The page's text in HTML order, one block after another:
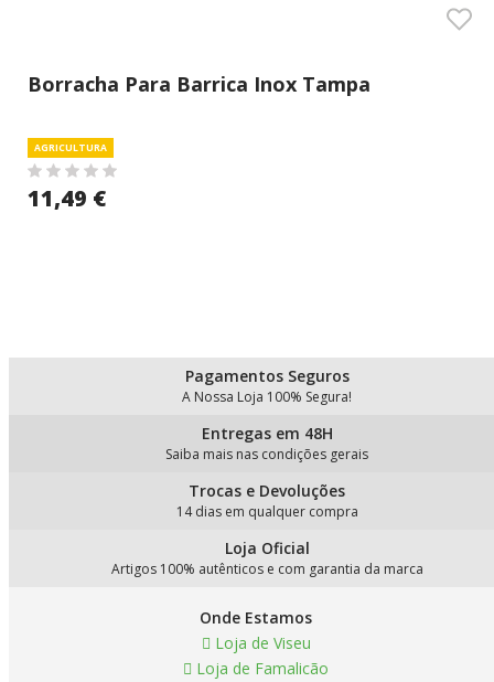
Borracha Para Barrica Inox Tampa
AGRICULTURA
11,49 €
Pagamentos Seguros
A Nossa Loja 100% Segura!
Entregas em 48H
Saiba mais nas condições gerais
Trocas e Devoluções
14 dias em qualquer compra
Loja Oficial
Artigos 100% autênticos e com garantia da marca
Onde Estamos
Loja de Viseu
Loja de Famalicão